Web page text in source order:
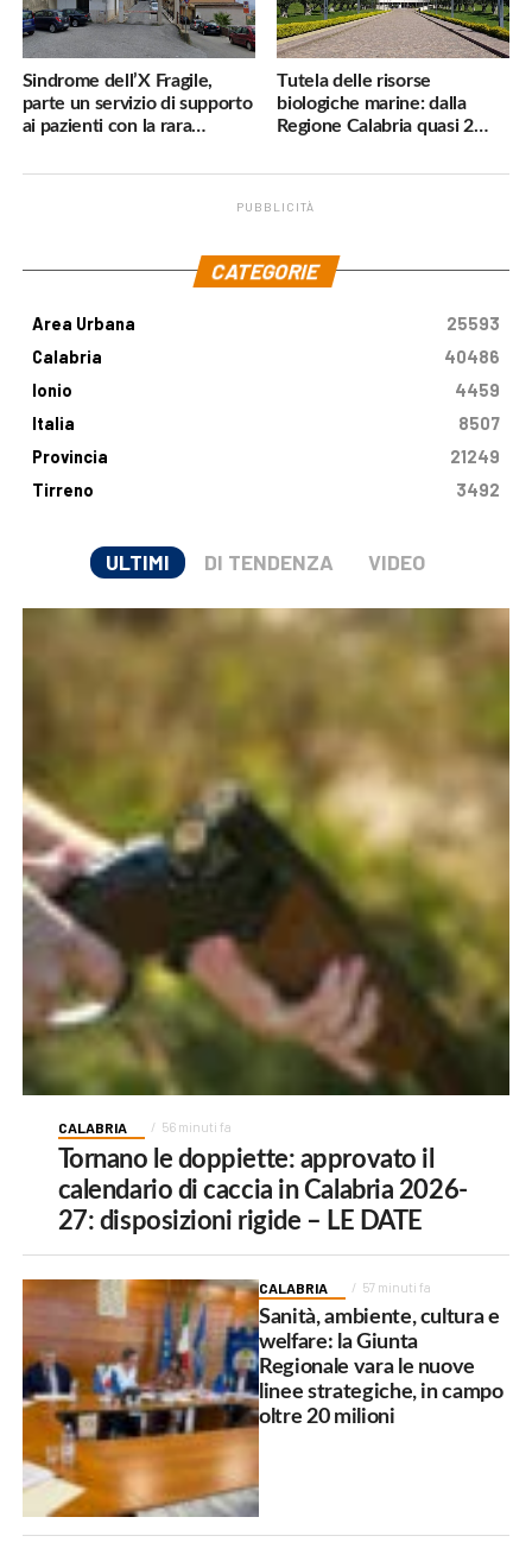
Sindrome dell’X Fragile,
parte un servizio di supporto
ai pazienti con la rara
Tutela delle risorse
biologiche marine: dalla
Regione Calabria quasi 2
PUBBLICITÀ
CATEGORIE
Area Urbana
25593
Calabria
40486
Ionio
4459
Italia
8507
Provincia
21249
Tirreno
3492
ULTIMI DI TENDENZA VIDEO
CALABRIA 56 minuti fa
Tornano le doppiette: approvato il
calendario di caccia in Calabria 2026-
27: disposizioni rigide – LE DATE
CALABRIA 57 minuti fa
Sanità, ambiente, cultura e
welfare: la Giunta
Regionale vara le nuove
linee strategiche, in campo
oltre 20 milioni